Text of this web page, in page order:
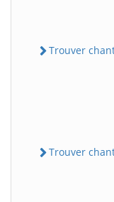
Trouver
Trouver